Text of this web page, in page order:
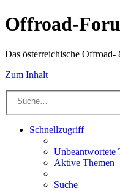
Offroad-
Das österreichische
Zum Inhalt
Schnellzugriff
Unbeantwortete
Aktive Themen
Suche